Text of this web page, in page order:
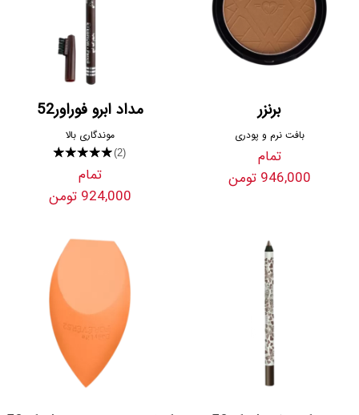
برنزر
بافت نرم و پودری
تمام
946,000 تومن
مداد ابرو فوراور52
موندگاری بالا
★★★★★(2)
تمام
924,000 تومن